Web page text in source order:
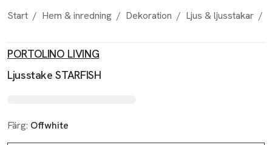
Start / Hem & inredning / Dekoration / Ljus & ljusstakar /
PORTOLINO LIVING
Ljusstake STARFISH
Färg: Offwhite